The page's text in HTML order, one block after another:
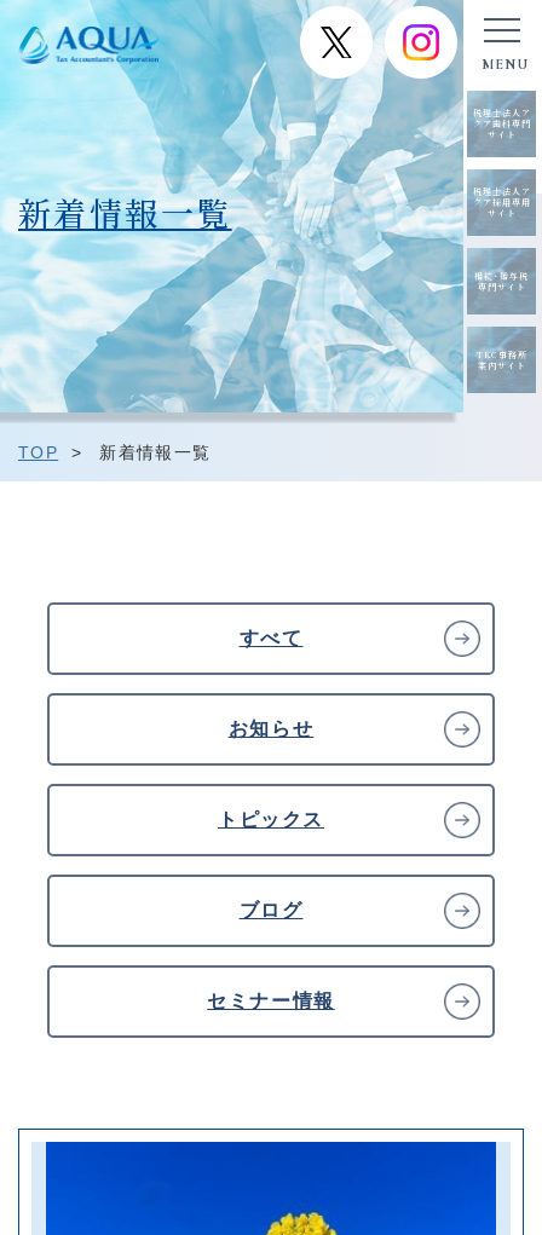
税理士法人ア
クア歯科専門
サイト
税理士法人ア
クア採用専用
サイト
相続･贈与税
専門サイト
TKC事務所
案内サイト
新着情報一覧
TOP > 新着情報一覧
すべて
お知らせ
トピックス
ブログ
セミナー情報